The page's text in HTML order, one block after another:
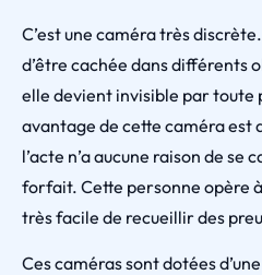
C’est une caméra très
d’être cachée dans différents
elle devient invisible par toute
avantage de cette caméra est
l’acte n’a aucune raison de
forfait. Cette personne opère
très facile de recueillir des
Ces caméras sont dotées